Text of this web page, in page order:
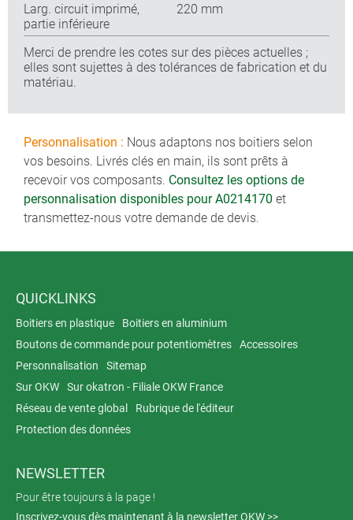
Larg. circuit imprimé,
partie inférieure
220 mm
Merci de prendre les cotes sur des pièces actuelles ;
elles sont sujettes à des tolérances de fabrication et du
matériau.
Personnalisation : Nous adaptons nos boitiers selon
vos besoins. Livrés clés en main, ils sont prêts à
recevoir vos composants. Consultez les options de
personnalisation disponibles pour A0214170 et
transmettez-nous votre demande de devis.
QUICKLINKS
Boitiers en plastique
Boitiers en aluminium
Boutons de commande pour potentiomètres
Accessoires
Personnalisation
Sitemap
Sur OKW
Sur okatron - Filiale OKW France
Réseau de vente global
Rubrique de l'éditeur
Protection des données
NEWSLETTER
Pour être toujours à la page !
Inscrivez-vous dès maintenant à la newsletter OKW >>